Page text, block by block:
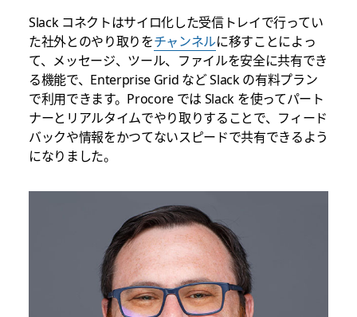
Slack コネクトはサイロ化した受信トレイで行ってい
た社外とのやり取りをチャンネルに移すことによっ
て、メッセージ、ツール、ファイルを安全に共有でき
る機能で、Enterprise Grid など Slack の有料プラン
で利用できます。Procore では Slack を使ってパート
ナーとリアルタイムでやり取りすることで、フィード
バックや情報をかつてないスピードで共有できるよう
になりました。